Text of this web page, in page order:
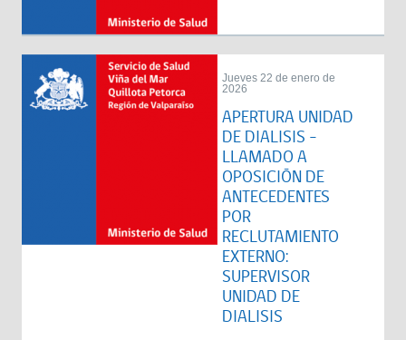
Jueves 22 de enero de
2026
APERTURA UNIDAD
DE DIALISIS -
LLAMADO A
OPOSICIÓN DE
ANTECEDENTES
POR
RECLUTAMIENTO
EXTERNO:
SUPERVISOR
UNIDAD DE
DIALISIS